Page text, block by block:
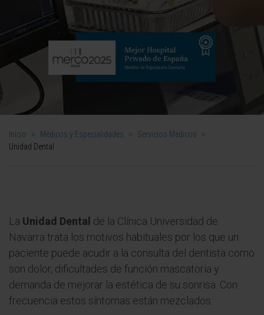
Inicio > Médicos y Especialidades > Servicios Médicos
>
Unidad Dental
La Unidad Dental de la Clínica Universidad de
Navarra trata los motivos habituales por los que un
paciente puede acudir a la consulta del dentista como
son dolor, dificultades de función mascatoria y
demanda de mejorar la estética de su sonrisa. Con
frecuencia estos síntomas están mezclados.